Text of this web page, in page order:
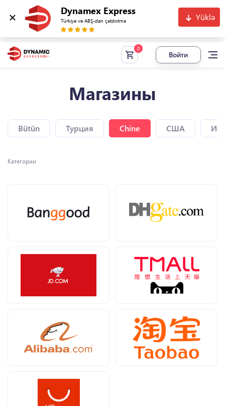
Dynamex Express
Türkiyə və ABŞ-dan çatdırılma Yüklə
Войти
Магазины
Bütün Турция Chine США
Категории